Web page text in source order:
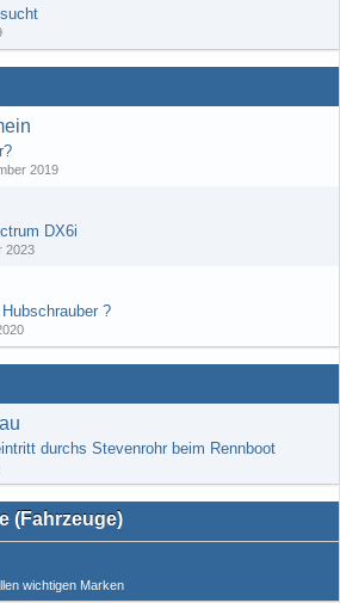
2019
DX6i
2023
?
durchs Stevenrohr beim Rennboot
(Fahrzeuge)
wichtigen Marken